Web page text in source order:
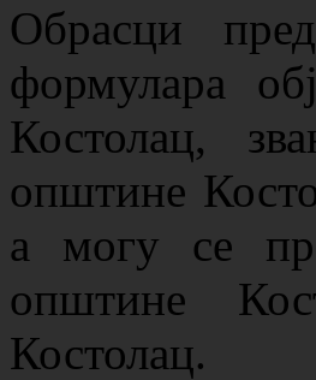
Обрасци
формулара
Костолац,
општине
а могу се
општине
Костолац.